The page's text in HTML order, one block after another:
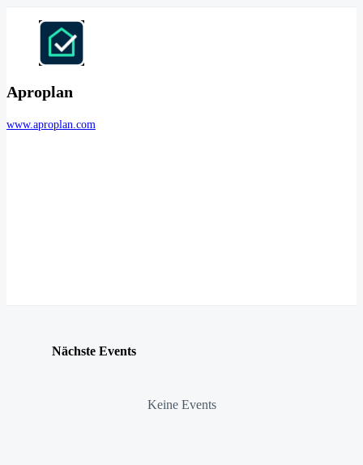
Aproplan
www.aproplan.com
Nächste Events
Keine Events